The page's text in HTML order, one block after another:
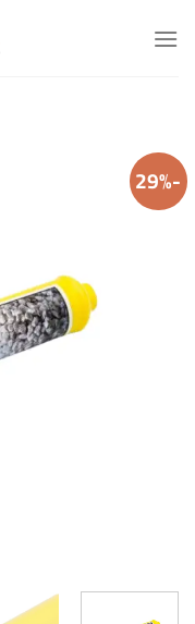
للمحتوى
-29%